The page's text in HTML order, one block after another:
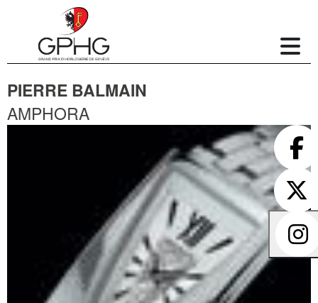
PIERRE BALMAIN
AMPHORA